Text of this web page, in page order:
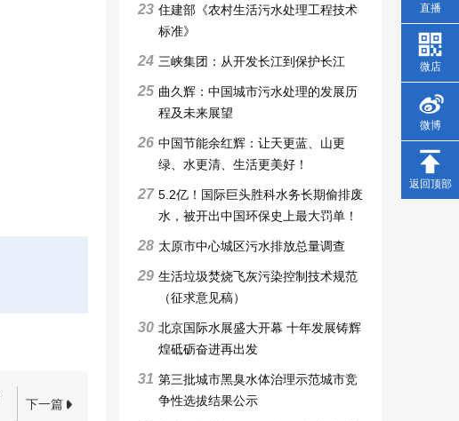
下一篇
23 住建部《农村生活污水处理工程技术
标准》
24 三峡集团：从开发长江到保护长江
25 曲久辉：中国城市污水处理的发展历
程及未来展望
26 中国节能余红辉：让天更蓝、山更
绿、水更清、生活更美好！
27 5.2亿！国际巨头胜科水务长期偷排废
水，被开出中国环保史上最大罚单！
28 太原市中心城区污水排放总量调查
29 生活垃圾焚烧飞灰污染控制技术规范
（征求意见稿）
30 北京国际水展盛大开幕 十年发展铸辉
煌砥砺奋进再出发
31 第三批城市黑臭水体治理示范城市竞
争性选拔结果公示
直播
微店
微博
返回顶部